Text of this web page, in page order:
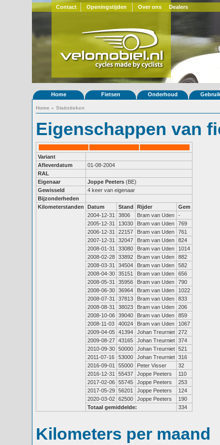
Contact Openingstijden Over ons Dealers
Home Fietsen Onderhoud
Home » Statistieken
Eigenschappen van
Variant
Afleverdatum
01-08-2004
RAL
Eigenaar
Joppe Peeters (BE)
Gewisseld
4 keer van eigenaar
Bijzonderheden
Kilometerstanden
Datum Stand Rijder
Gem
2004-12-31
3806 Bram van Uden
-
2005-12-31
13030 Bram van Uden
769
2006-12-31
22157 Bram van Uden
761
2007-12-31
32047 Bram van Uden
824
2008-01-31
33080 Bram van Uden
1014
2008-02-28 33892 Bram van Uden
882
2008-03-31
34504 Bram van Uden
582
2008-04-30 35151 Bram van Uden
656
2008-05-31
35956 Bram van Uden
790
2008-06-30 36964 Bram van Uden
1022
2008-07-31
37813 Bram van Uden
833
2008-08-31
38023 Bram van Uden
206
2008-10-06 39040 Bram van Uden
859
2008-11-03
40024 Bram van Uden
1067
2009-04-05 41394 Johan Treurniet 272
2009-08-27 43165 Johan Treurniet 374
2010-09-30 50000 Johan Treurniet 521
2011-07-16
53000 Johan Treurniet 316
2016-09-01
55000 Peter Visser
32
2016-12-31
55437 Joppe Peeters
110
2017-02-06 55745 Joppe Peeters
253
2017-05-29 56201 Joppe Peeters
124
2020-03-02 62500 Joppe Peeters
190
Totaal gemiddelde:
334
Kilometers per maand